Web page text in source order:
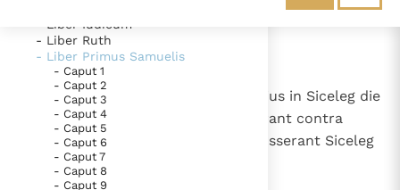
Lezen
Documenten
Thema’s
Berichten
Denzinger
Over ons
- Liber Iudicum
- Liber Ruth
- Liber Primus Samuelis
- Caput 1
- Caput 2
- Caput 3
- Caput 4
- Caput 5
- Caput 6
- Caput 7
- Caput 8
- Caput 9
- Caput 30
Cumque venissent David et viri eius in Siceleg die
tertia, Amalecitae impetum fecerant contra
Nageb et contra Siceleg et percusserant Siceleg
et succenderant eam igni;